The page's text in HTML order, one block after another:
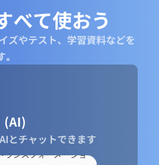
べて使おう
ズやテスト、学習資料などを
｡
(AI)
とチャットできます